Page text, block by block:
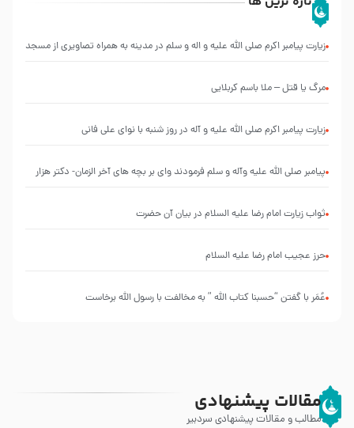
زیارت پیامبر اکرم صلی الله علیه و اله و سلم در مدینه به همراه تصاویری از مسجد
مرگ یا قتل – ملا باسم کربلایی
زیارت پیامبر اکرم صلی الله علیه و آله در روز شنبه با نوای علی فانی
پیامبر صلی الله علیه وآله و سلم فرمودند وای بر بچه های آخر الزمان- دکتر هزار
ثواب زیارت امام رضا علیه السلام در بیان آن حضرت
حرز عجیب امام رضا علیه السلام
عُمَر با گفتن “حسبنا كتاب اللّه ” به مخالفت با رسول اللّه برخاست
مقالات پیشنهادی
مطالب و مقالات پیشنهادی سردبیر